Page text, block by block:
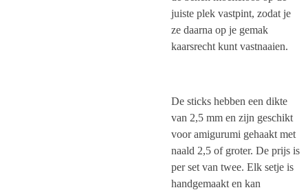
juiste plek vastpint, zodat je
ze daarna op je gemak
kaarsrecht kunt vastnaaien.
De sticks hebben een dikte
van 2,5 mm en zijn geschikt
voor amigurumi gehaakt met
naald 2,5 of groter. De prijs is
per set van twee. Elk setje is
handgemaakt en kan